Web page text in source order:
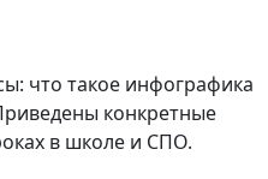
что такое инфографика
конкретные
в школе и СПО.